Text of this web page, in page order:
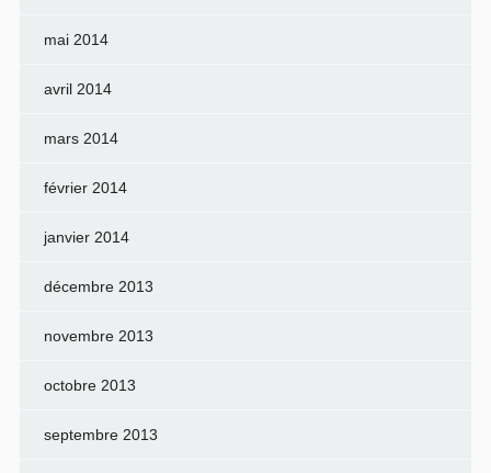
mai 2014
avril 2014
mars 2014
février 2014
janvier 2014
décembre 2013
novembre 2013
octobre 2013
septembre 2013